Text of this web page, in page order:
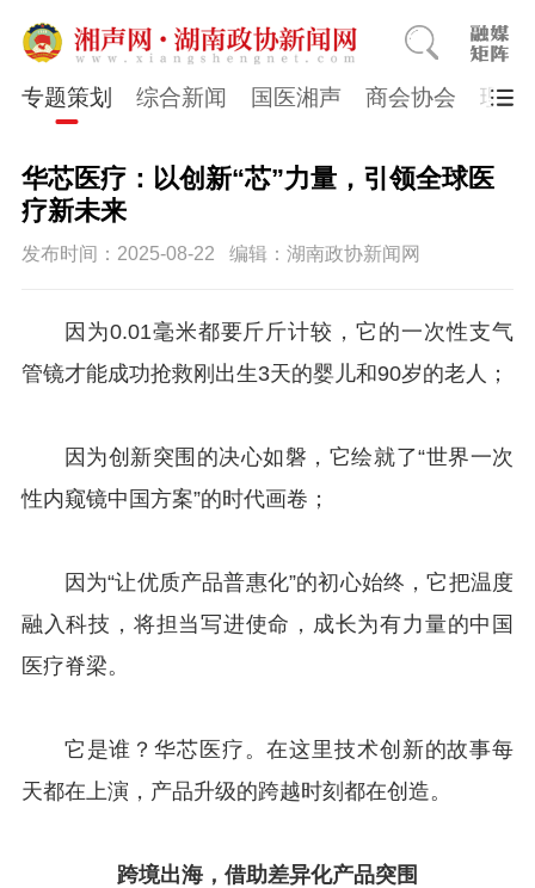
专题策划 综合新闻 国医湘声 商会协会 理论
华芯医疗：以创新“芯”力量，引领全球医
疗新未来
发布时间：2025-08-22 编辑：湖南政协新闻网
因为0.01毫米都要斤斤计较，它的一次性支气
管镜才能成功抢救刚出生3天的婴儿和90岁的老人；
因为创新突围的决心如磐，它绘就了“世界一次
性内窥镜中国方案”的时代画卷；
因为“让优质产品普惠化”的初心始终，它把温度
融入科技，将担当写进使命，成长为有力量的中国
医疗脊梁。
它是谁？华芯医疗。在这里技术创新的故事每
天都在上演，产品升级的跨越时刻都在创造。
跨境出海，借助差异化产品突围